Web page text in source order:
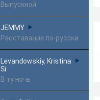
Выпускной
JEMMY
Расставание по-русски
Levandowskiy, Kristina
Si
В ту ночь